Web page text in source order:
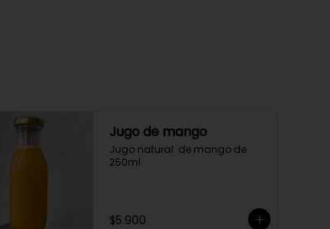
Jugo de mango
Jugo natural  de mango de
250ml
$5.900